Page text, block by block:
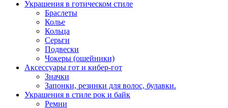
Украшения в готическом стиле
Браслеты
Колье
Кольца
Серьги
Подвески
Чокеры (ошейники)
Аксессуары гот и кибер-гот
Значки
Запонки, резинки для волос, булавки.
Украшения в стиле рок и байк
Ремни